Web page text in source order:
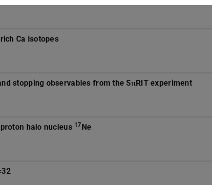
Ca isotopes
stopping observables from the SπRIT experiment
halo nucleus 17Ne